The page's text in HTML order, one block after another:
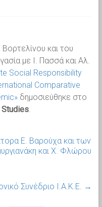
και του
με Ι. Πασσά και Αλ.
Social Responsibility
Comparative
δημοσιεύθηκε στο
Studies.
Ε. Βαρούχα και των
και Χ. Φλώρου
Συνέδριο Ι.Α.Κ.Ε. →